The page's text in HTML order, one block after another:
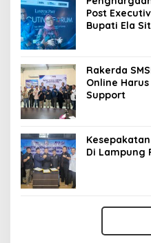
Post
Bupati Ela
Rakerda
Online
Support
Di Lampung